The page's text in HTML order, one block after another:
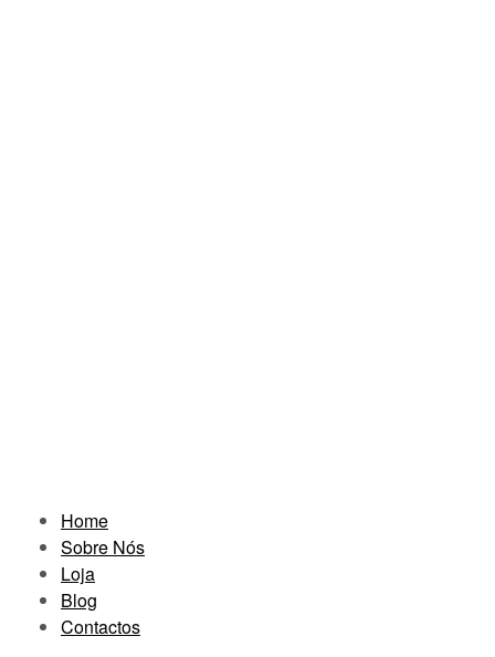
Home
Sobre Nós
Loja
Blog
Contactos